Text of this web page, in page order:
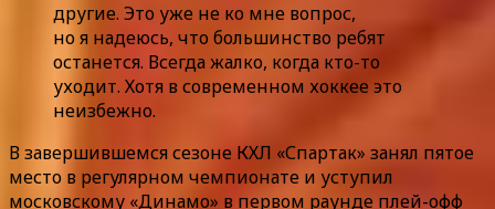
другие. Это уже не ко мне вопрос,
но я надеюсь, что большинство ребят
останется. Всегда жалко, когда кто-то
уходит. Хотя в современном хоккее это
неизбежно.
В завершившемся сезоне КХЛ «Спартак» занял пятое
место в регулярном чемпионате и уступил
московскому «Динамо» в первом раунде плей-офф